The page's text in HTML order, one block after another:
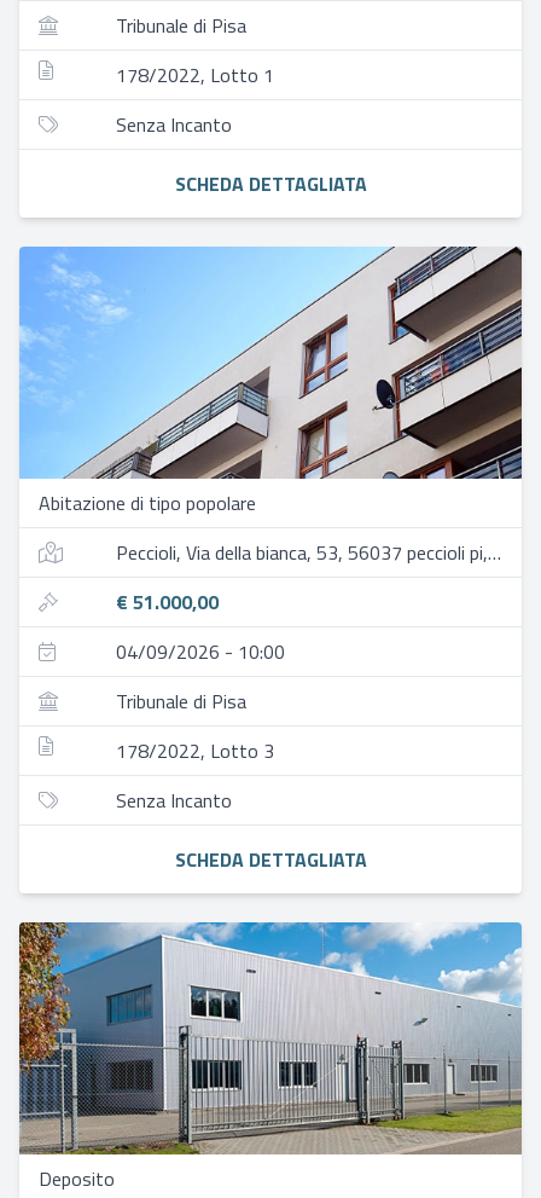
Tribunale di Pisa
178/2022, Lotto 1
Senza Incanto
SCHEDA DETTAGLIATA
Abitazione di tipo popolare
Peccioli, Via della bianca, 53, 56037 peccioli pi, italia
€ 51.000,00
04/09/2026 - 10:00
Tribunale di Pisa
178/2022, Lotto 3
Senza Incanto
SCHEDA DETTAGLIATA
Deposito